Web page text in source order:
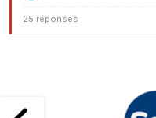
25 réponses